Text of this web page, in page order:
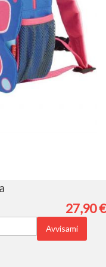
27,90 €
Avvisami